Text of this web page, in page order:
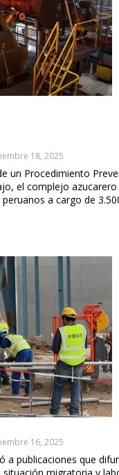
18, 2025
un Procedimiento
el complejo azucarero
a cargo de
16, 2025
a publicaciones que
migratoria y